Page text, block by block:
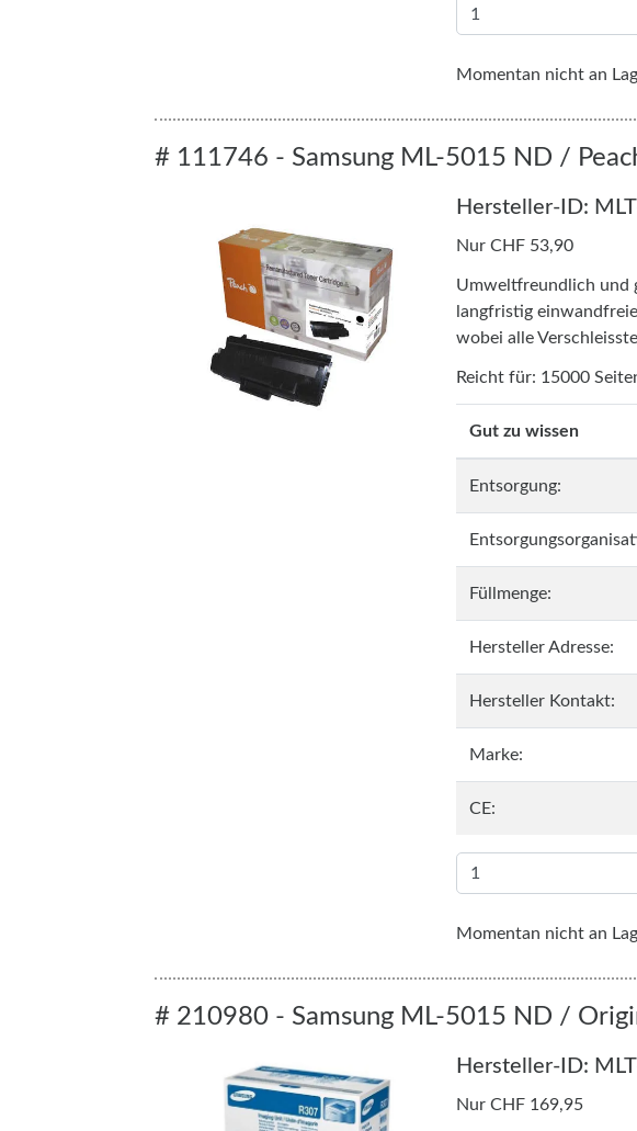
Momentan nicht an
# 111746 - Samsung ML-5015 ND /
Hersteller-ID:
Nur CHF 53,90
Umweltfreundlich und
langfristig
wobei alle
Reicht für: 15000
Gut zu wissen
Entsorgung:
Füllmenge:
Hersteller Adresse:
Hersteller Kontakt:
Marke:
CE:
Momentan nicht an
# 210980 - Samsung ML-5015 ND /
Hersteller-ID:
Nur CHF 169,95